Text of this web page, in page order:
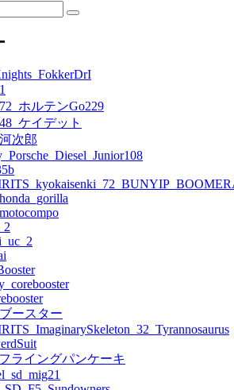
ホルテンGo229
ケイデット
次郎
ースター
ライングパンケーキ